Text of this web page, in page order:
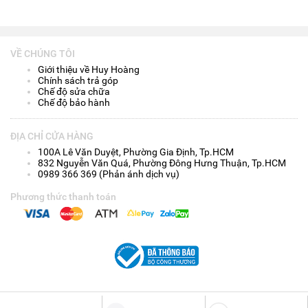
VỀ CHÚNG TÔI
Giới thiệu về Huy Hoàng
Chính sách trả góp
Chế độ sửa chữa
Chế độ bảo hành
ĐỊA CHỈ CỬA HÀNG
100A Lê Văn Duyệt, Phường Gia Định, Tp.HCM
832 Nguyễn Văn Quá, Phường Đông Hưng Thuận, Tp.HCM
0989 366 369 (Phản ánh dịch vụ)
Phương thức thanh toán